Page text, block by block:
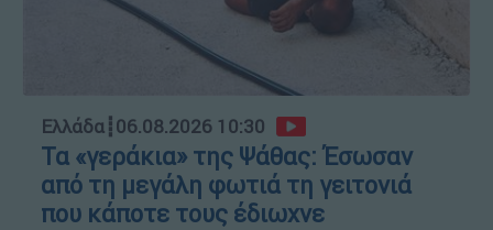
Ελλάδα┋06.08.2026 10:30
Τα «γεράκια» της Ψάθας: Έσωσαν
από τη μεγάλη φωτιά τη γειτονιά
που κάποτε τους έδιωχνε